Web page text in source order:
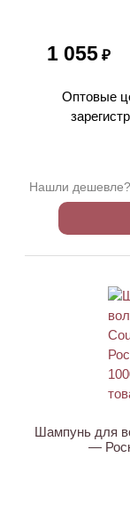
1 055 ₽
Оптовые
Нашли дешевле?
Шампунь для
—